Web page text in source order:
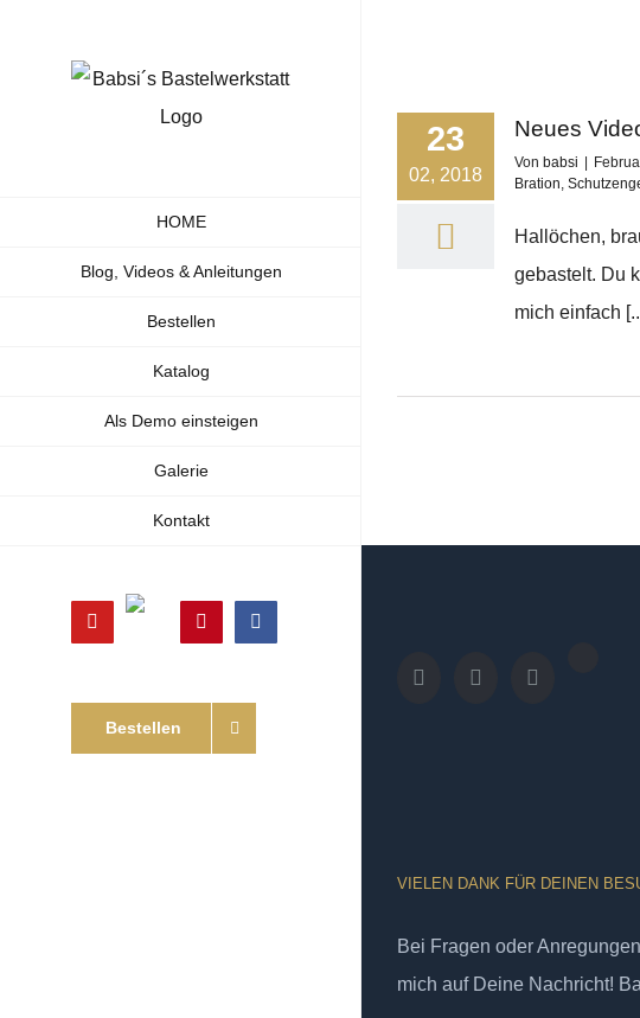
HOME
Blog, Videos & Anleitungen
Bestellen
Katalog
Als Demo einsteigen
Galerie
Kontakt
YouTube
Shop
PinterestFacebook
Bestellen
23
02, 2018
Neues
Von babsi
Bration,
Hallöchen,
gebastelt. Du
mich einfach
VIELEN DANK FÜR DEINEN
Bei Fragen oder Anregungen
mich auf Deine Nachricht!